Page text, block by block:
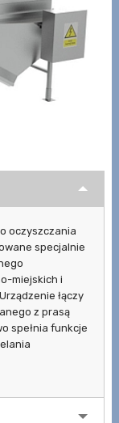
oczyszczania
specjalnie
miejskich i
łączy
z prasą
spełnia funkcje